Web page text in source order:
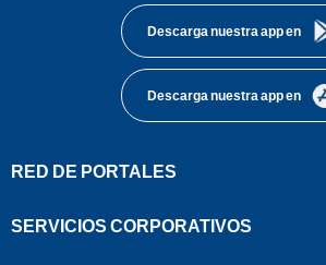
Descarga nuestra app en
Descarga nuestra app en
RED DE PORTALES
SERVICIOS CORPORATIVOS